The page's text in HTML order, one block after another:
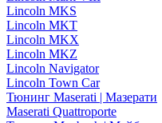
Lincoln MKS
Lincoln MKT
Lincoln MKX
Lincoln MKZ
Lincoln Navigator
Lincoln Town Car
Тюнинг Maserati | Мазерати
Maserati Quattroporte